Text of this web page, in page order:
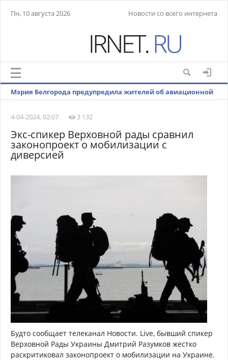
Пн, 10 августа 2026 Новости со всего интернета
Мэрия Белгорода предупредила жителей об авиационной
4-04-2024, 02:07
3 132
Экс-спикер Верховной рады сравнил
законопроект о мобилизации с
диверсией
Будто сообщает телеканал Новости. Live, бывший спикер
Верховной Рады Украины Дмитрий Разумков жестко
раскритиковал законопроект о мобилизации на Украине.